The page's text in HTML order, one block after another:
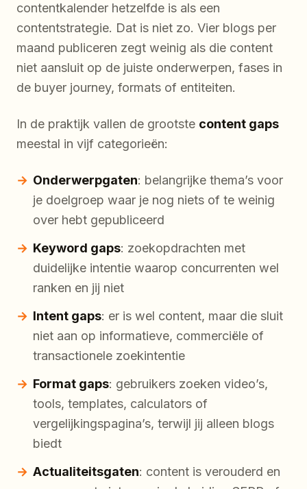
contentkalender hetzelfde is als een
contentstrategie. Dat is niet zo. Vier blogs per
maand publiceren zegt weinig als die content
niet aansluit op de juiste onderwerpen, fases in
de buyer journey, formats of entiteiten.
In de praktijk vallen de grootste content gaps
meestal in vijf categorieën:
Onderwerpgaten: belangrijke thema’s voor
je doelgroep waar je nog niets of te weinig
over hebt gepubliceerd
Keyword gaps: zoekopdrachten met
duidelijke intentie waarop concurrenten wel
ranken en jij niet
Intent gaps: er is wel content, maar die sluit
niet aan op informatieve, commerciële of
transactionele zoekintentie
Format gaps: gebruikers zoeken video’s,
tools, templates, calculators of
vergelijkingspagina’s, terwijl jij alleen blogs
biedt
Actualiteitsgaten: content is verouderd en